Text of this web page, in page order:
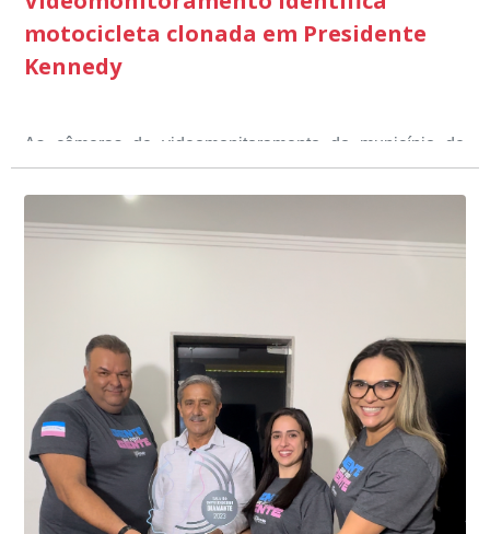
motocicleta clonada em Presidente
Kennedy
As câmeras de videomonitoramento do município de
Presidente Kennedy identificaram neste fim de semana,
01 de junho, uma motocicleta com indícios de
adulteração, imediatamente, a central de
videomonitoramento acionou a Guarda Civil Municipal,
Durante a abordagem a adulteração foi comprovada,
através da conferência do Chassi, a motocicleta, bem
conta do sistema de videomonitoramento instalado
recentemente em todo o município de Presidente
Kennedy, o sistema é integrado com outros municípios
do país, sendo possível a identificação de veículos por
meio do cruzamento de informações, nesse caso
específico, com dados de uma cidade do Estado do Rio
de Janeiro.
“Mais de 100 câmeras foram instaladas na sede e no
interior de Presidente Kennedy, garantindo mais
segurança à população, seja nas ruas, no comércio, os
produtores agropecuários. Estamos no rumo certo,
parabéns a todos os servidores que contribuem para a